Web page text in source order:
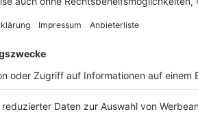
die Arbeitsvertrags-,
vereinbaren. Diese werden als
der Privatautonomie, der
anderen rechtlichen Maßstäben als